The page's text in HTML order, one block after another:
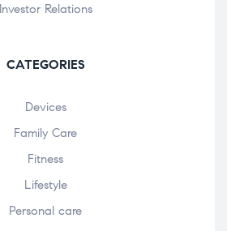
Investor Relations
CATEGORIES
Devices
Family Care
Fitness
Lifestyle
Personal care